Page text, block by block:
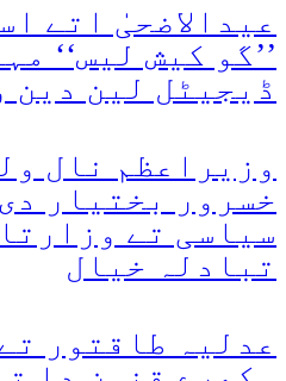
عیدالاضحیٰ اتے
’’گو کیش لیس‘‘
ڈیجیٹل لین دین
وزیراعظم نال
خسرور بختیار دی
سیاسی تے
تبادلہ خیال
عدلیہ طاقتور